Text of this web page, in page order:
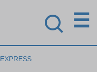
☰
EXPRESS